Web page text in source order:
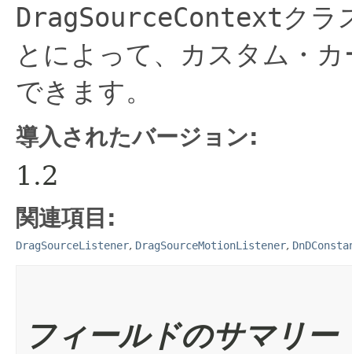
DragSourceContextクラ
とによって、カスタム・
できます。
導入されたバージョン:
1.2
関連項目:
DragSourceListener, DragSourceMotionListener,
フィールドのサマリー